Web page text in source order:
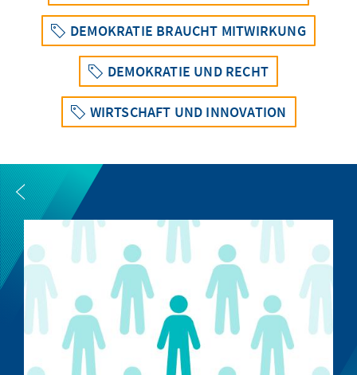
DEMOKRATIE BRAUCHT MITWIRKUNG
DEMOKRATIE UND RECHT
WIRTSCHAFT UND INNOVATION